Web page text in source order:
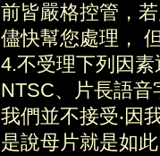
前皆嚴格控管，
儘快幫您處理，
4.不受理下列因
NTSC、片長語音
我們並不接受‧因
是說母片就是如